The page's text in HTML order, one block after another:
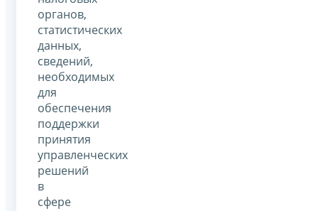
органов,
статистических
данных,
сведений,
необходимых
для
обеспечения
поддержки
принятия
управленческих
решений
в
сфере